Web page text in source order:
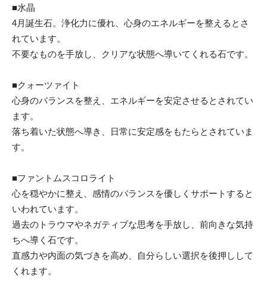
■水晶
4月誕生石。浄化力に優れ、心身のエネルギーを整えるとさ
れています。
不要なものを手放し、クリアな状態へ導いてくれる石です。
■クォーツァイト
心身のバランスを整え、エネルギーを安定させるとされてい
ます。
落ち着いた状態へ導き、日常に安定感をもたらとされていま
す。
■ファントムスコロライト
心を穏やかに整え、感情のバランスを優しくサポートすると
いわれています。
過去のトラウマやネガティブな思考を手放し、前向きな気持
ちへ導く石です。
直感力や内面の気づきを高め、自分らしい選択を後押しして
くれます。